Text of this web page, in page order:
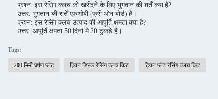
प्रश्न: इस रेसिंग क्लच को खरीदने के लिए भुगतान की शर्तें क्या हैं?
उत्तर: भुगतान की शर्तें एफओबी (फ्री ऑन बोर्ड) हैं।
प्रश्न: इस रेसिंग क्लच उत्पाद की आपूर्ति क्षमता क्या है?
उत्तर: आपूर्ति क्षमता 50 दिनों में 20 टुकड़े है।
Tags:
200 मिमी घर्षण प्लेट ट्विन डिस्क रेसिंग क्लच किट ट्विन प्लेट रेसिंग क्लच किट